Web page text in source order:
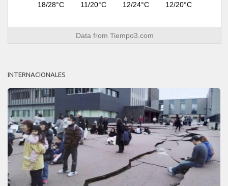
18/28°C 11/20°C 12/24°C 12/20°C
Data from Tiempo3.com
INTERNACIONALES